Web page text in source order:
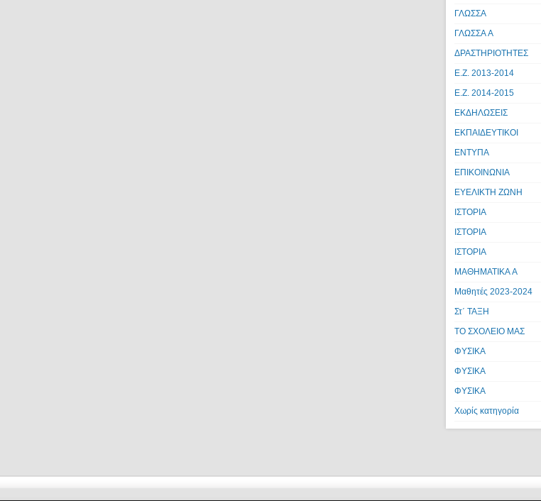
ΓΛΩΣΣΑ
ΓΛΩΣΣΑ A
ΔΡΑΣΤΗΡΙΟΤΗΤΕΣ
Ε.Ζ. 2013-2014
Ε.Ζ. 2014-2015
ΕΚΔΗΛΩΣΕΙΣ
ΕΚΠΑΙΔΕΥΤΙΚΟΙ
ΕΝΤΥΠΑ
ΕΠΙΚΟΙΝΩΝΙΑ
ΕΥΕΛΙΚΤΗ ΖΩΝΗ
ΙΣΤΟΡΙΑ
ΙΣΤΟΡΙΑ
ΙΣΤΟΡΙΑ
ΜΑΘΗΜΑΤΙΚΑ A
Μαθητές 2023-2024
Στ΄ ΤΑΞΗ
ΤΟ ΣΧΟΛΕΙΟ ΜΑΣ
ΦΥΣΙΚΑ
ΦΥΣΙΚΑ
ΦΥΣΙΚΑ
Χωρίς κατηγορία